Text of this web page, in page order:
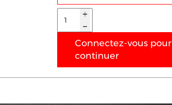
Connectez-vous pour
continuer